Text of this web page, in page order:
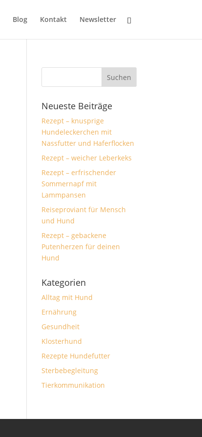
Blog Kontakt Newsletter
Neueste Beiträge
Rezept – knusprige
Hundeleckerchen mit
Nassfutter und Haferflocken
Rezept – weicher Leberkeks
Rezept – erfrischender
Sommernapf mit
Lammpansen
Reiseproviant für Mensch
und Hund
Rezept – gebackene
Putenherzen für deinen
Hund
Kategorien
Alltag mit Hund
Ernährung
Gesundheit
Klosterhund
Rezepte Hundefutter
Sterbebegleitung
Tierkommunikation